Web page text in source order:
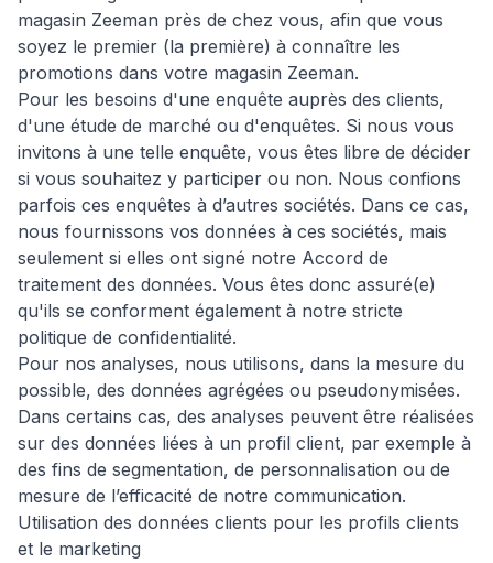
magasin Zeeman près de chez vous, afin que vous
soyez le premier (la première) à connaître les
promotions dans votre magasin Zeeman.
Pour les besoins d'une enquête auprès des clients,
d'une étude de marché ou d'enquêtes. Si nous vous
invitons à une telle enquête, vous êtes libre de décider
si vous souhaitez y participer ou non. Nous confions
parfois ces enquêtes à d’autres sociétés. Dans ce cas,
nous fournissons vos données à ces sociétés, mais
seulement si elles ont signé notre Accord de
traitement des données. Vous êtes donc assuré(e)
qu'ils se conforment également à notre stricte
politique de confidentialité.
Pour nos analyses, nous utilisons, dans la mesure du
possible, des données agrégées ou pseudonymisées.
Dans certains cas, des analyses peuvent être réalisées
sur des données liées à un profil client, par exemple à
des fins de segmentation, de personnalisation ou de
mesure de l’efficacité de notre communication.
Utilisation des données clients pour les profils clients
et le marketing